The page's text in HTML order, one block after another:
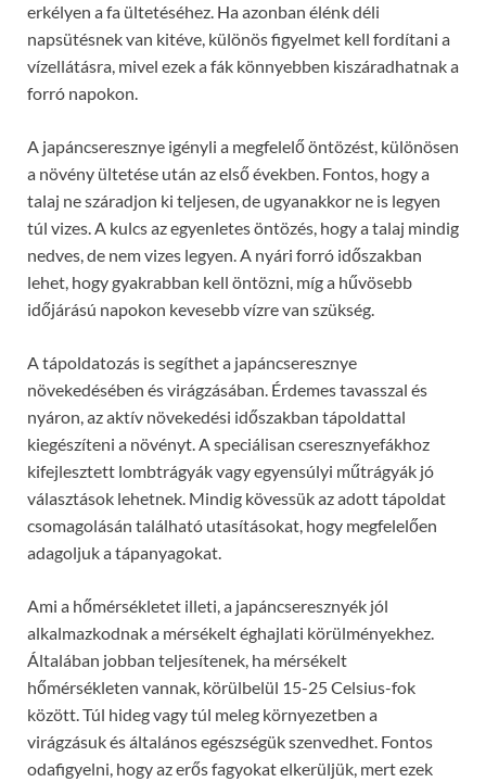
erkélyen a fa ültetéséhez. Ha azonban élénk déli
napsütésnek van kitéve, különös figyelmet kell fordítani a
vízellátásra, mivel ezek a fák könnyebben kiszáradhatnak a
forró napokon.
A japáncseresznye igényli a megfelelő öntözést, különösen
a növény ültetése után az első években. Fontos, hogy a
talaj ne száradjon ki teljesen, de ugyanakkor ne is legyen
túl vizes. A kulcs az egyenletes öntözés, hogy a talaj mindig
nedves, de nem vizes legyen. A nyári forró időszakban
lehet, hogy gyakrabban kell öntözni, míg a hűvösebb
időjárású napokon kevesebb vízre van szükség.
A tápoldatozás is segíthet a japáncseresznye
növekedésében és virágzásában. Érdemes tavasszal és
nyáron, az aktív növekedési időszakban tápoldattal
kiegészíteni a növényt. A speciálisan cseresznyefákhoz
kifejlesztett lombtrágyák vagy egyensúlyi műtrágyák jó
választások lehetnek. Mindig kövessük az adott tápoldat
csomagolásán található utasításokat, hogy megfelelően
adagoljuk a tápanyagokat.
Ami a hőmérsékletet illeti, a japáncseresznyék jól
alkalmazkodnak a mérsékelt éghajlati körülményekhez.
Általában jobban teljesítenek, ha mérsékelt
hőmérsékleten vannak, körülbelül 15-25 Celsius-fok
között. Túl hideg vagy túl meleg környezetben a
virágzásuk és általános egészségük szenvedhet. Fontos
odafigyelni, hogy az erős fagyokat elkerüljük, mert ezek